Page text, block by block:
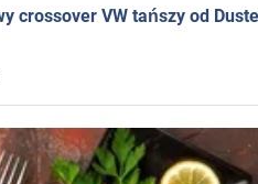
crossover VW tańszy od